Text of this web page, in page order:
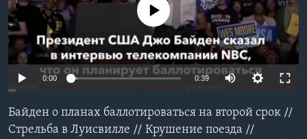
Learning English
СОЦИАЛЬНЫЕ СЕТИ
Языки
No media source currently available
0:00 0:39
Байден о планах баллотироваться на второй срок //
Стрельба в Луисвилле // Крушение поезда //